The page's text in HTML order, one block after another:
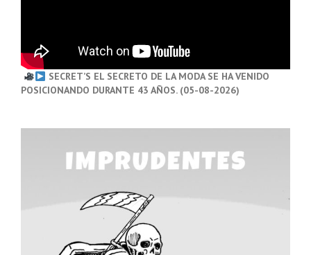
SECRET’S EL SECRETO DE LA MODA SE HA VENIDO
POSICIONANDO DURANTE 43 AÑOS. (05-08-2026)